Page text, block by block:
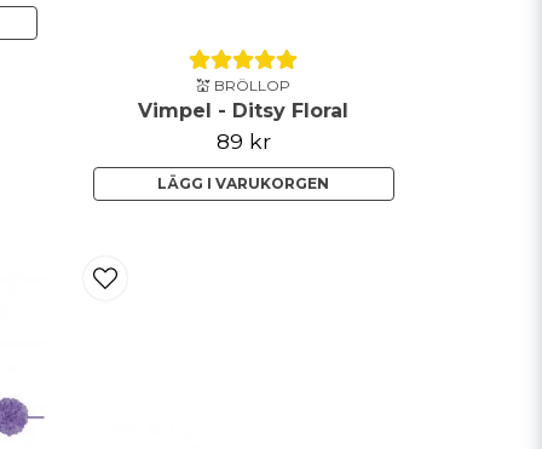
💒 BRÖLLOP
Vimpel - Ditsy Floral
89 kr
LÄGG I VARUKORGEN